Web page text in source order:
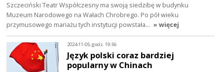
Szczeciński Teatr Współczesny ma swoją siedzibę w budynku
Muzeum Narodowego na Wałach Chrobrego. Po pół wieku
przymusowego mariażu tych instytucji powstała… » więcej
2024-11-05, godz. 19:56
Język polski coraz bardziej
popularny w Chinach